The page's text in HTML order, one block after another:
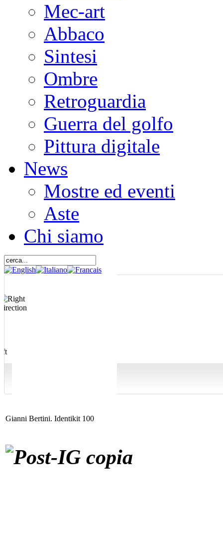
Mec-art
Abbaco
Sintesi
Ombre
Retroguardia
Guerra del golfo
Pittura digitale
News
Mostre ed eventi
Aste
Chi siamo
Gianni Bertini. Identikit 100